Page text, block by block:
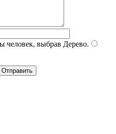
человек, выбрав Дерево.